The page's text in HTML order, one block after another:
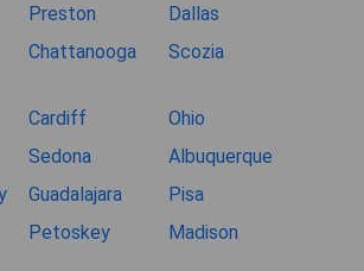
Preston
Dallas
Chattanooga Scozia
Cardiff
Ohio
Sedona
Albuquerque
Guadalajara
Pisa
Petoskey Madison